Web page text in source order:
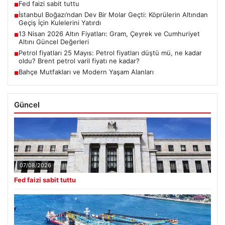
■Fed faizi sabit tuttu
■İstanbul Boğazı’ndan Dev Bir Molar Geçti: Köprülerin Altından
Geçiş İçin Kulelerini Yatırdı
■13 Nisan 2026 Altın Fiyatları: Gram, Çeyrek ve Cumhuriyet
Altını Güncel Değerleri
■Petrol fiyatları 25 Mayıs: Petrol fiyatları düştü mü, ne kadar
oldu? Brent petrol varil fiyatı ne kadar?
■Bahçe Mutfakları ve Modern Yaşam Alanları
Güncel
07/08/2026
Fed faizi sabit tuttu